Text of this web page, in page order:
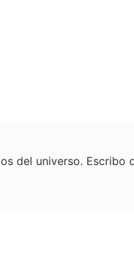
del universo. Escribo